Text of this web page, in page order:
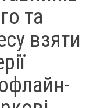
та
взяти